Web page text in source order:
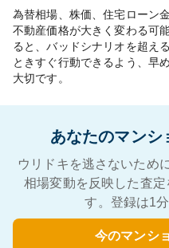
為替相場、株価、住宅ローン
不動産価格が大きく変わる可
ると、バッドシナリオを超え
ときすぐ行動できるよう、早
大切です。
あなたのマンシ
ウリドキを逃さないため
相場変動を反映した査
す。登録は1
今のマンシ